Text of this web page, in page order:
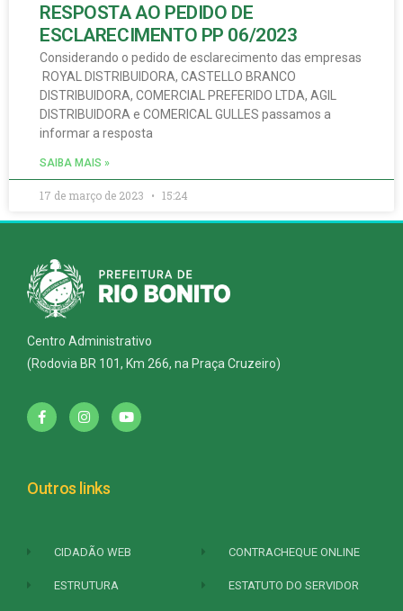
RESPOSTA AO PEDIDO DE
ESCLARECIMENTO PP 06/2023
Considerando o pedido de esclarecimento das empresas
ROYAL DISTRIBUIDORA, CASTELLO BRANCO
DISTRIBUIDORA, COMERCIAL PREFERIDO LTDA, AGIL
DISTRIBUIDORA e COMERICAL GULLES passamos a
informar a resposta
SAIBA MAIS »
17 de março de 2023 15:24
Centro Administrativo
(Rodovia BR 101, Km 266, na Praça Cruzeiro)
Outros links
CIDADÃO WEB
ESTRUTURA
CONTRACHEQUE ONLINE
ESTATUTO DO SERVIDOR